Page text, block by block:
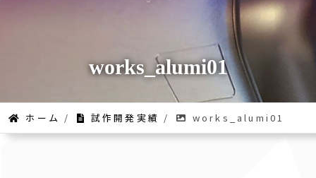
works_alumi01
ホーム / 試作開発実績 / works_alumi01